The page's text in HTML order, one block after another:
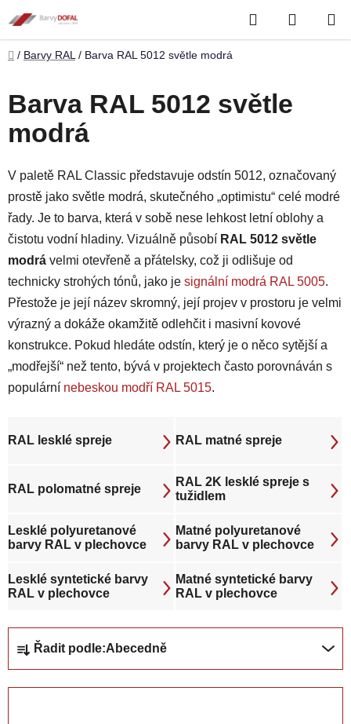
na
obsah
Hledat
KOŠÍK
Domů
/ Barvy RAL / Barva RAL 5012 světle modrá
Barva RAL 5012 světle
modrá
V paletě RAL Classic představuje odstín 5012, označovaný
prostě jako světle modrá, skutečného „optimistu“ celé modré
řady. Je to barva, která v sobě nese lehkost letní oblohy a
čistotu vodní hladiny. Vizuálně působí RAL 5012 světle
modrá velmi otevřeně a přátelsky, což ji odlišuje od
technicky strohých tónů, jako je signální modrá RAL 5005.
Přestože je její název skromný, její projev v prostoru je velmi
výrazný a dokáže okamžitě odlehčit i masivní kovové
konstrukce. Pokud hledáte odstín, který je o něco sytější a
„modřejší“ než tento, bývá v projektech často porovnáván s
populární nebeskou modří RAL 5015.
RAL lesklé spreje RAL matné spreje
RAL polomatné spreje
RAL 2K lesklé spreje s
tužidlem
Lesklé polyuretanové
barvy RAL v plechovce
Matné polyuretanové
barvy RAL v plechovce
Lesklé syntetické barvy
RAL v plechovce
Matné syntetické barvy
RAL v plechovce
Řadit podle:Abecedně